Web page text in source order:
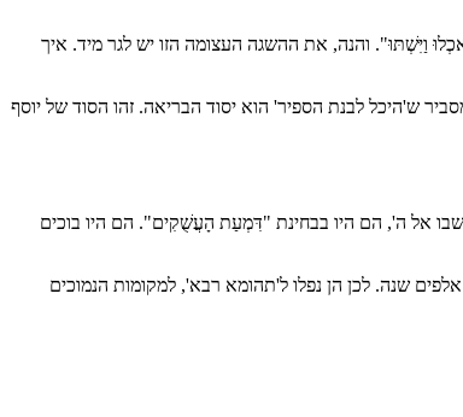
וַיִּשְׁתּוּ". והנה, את ההשגה העצומה הזו יש לגר מיד. איך
ש'היכל לבנת הספיר' הוא יסוד הבריאה. זהו הסוד של יוסף
אל ה', הם היו בבחינת "דִּמְעַת הָעֲשֻׁקִים". הם היו בוכים
ששת אלפים שנה. לכן הן נפלו ל'תהומא רבא', למקומות הנמוכים